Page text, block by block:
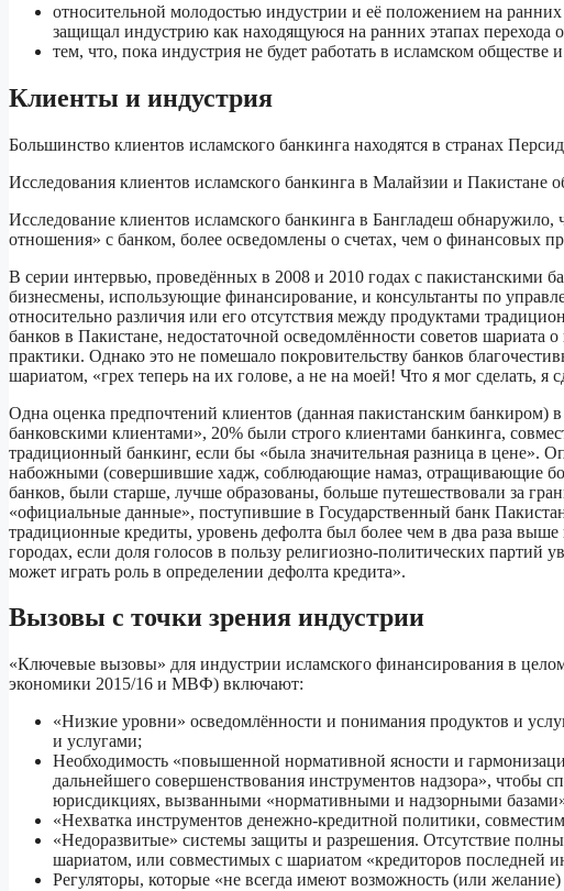
относительной молодостью индустрии и её положением на
защищал индустрию как находящуюся на ранних этапах перехода
тем, что, пока индустрия не будет работать в исламском
Клиенты и индустрия
Большинство клиентов исламского банкинга находятся в странах
Исследования клиентов исламского банкинга в Малайзии и Пакистане
Исследование клиентов исламского банкинга в Бангладеш
отношения» с банком, более осведомлены о счетах, чем о финансовых
В серии интервью, проведённых в 2008 и 2010 годах с пакистанскими
бизнесмены, использующие финансирование, и консультанты по
относительно различия или его отсутствия между продуктами
банков в Пакистане, недостаточной осведомлённости советов
практики. Однако это не помешало покровительству банков
шариатом, «грех теперь на их голове, а не на моей! Что я мог сделать, я
Одна оценка предпочтений клиентов (данная пакистанским банкиром)
банковскими клиентами», 20% были строго клиентами банкинга,
традиционный банкинг, если бы «была значительная разница в цене».
набожными (совершившие хадж, соблюдающие намаз, отращивающие
банков, были старше, лучше образованы, больше путешествовали за
«официальные данные», поступившие в Государственный банк
традиционные кредиты, уровень дефолта был более чем в два раза
городах, если доля голосов в пользу религиозно-политических партий
может играть роль в определении дефолта кредита».
Вызовы с точки зрения индустрии
«Ключевые вызовы» для индустрии исламского финансирования в
экономики 2015/16 и МВФ) включают:
«Низкие уровни» осведомлённости и понимания продуктов и
и услугами;
Необходимость «повышенной нормативной ясности и
дальнейшего совершенствования инструментов надзора»,
юрисдикциях, вызванными «нормативными и надзорными
«Нехватка инструментов денежно-кредитной политики,
«Недоразвитые» системы защиты и разрешения. Отсутствие
шариатом, или совместимых с шариатом «кредиторов последней
Регуляторы, которые «не всегда имеют возможность (или